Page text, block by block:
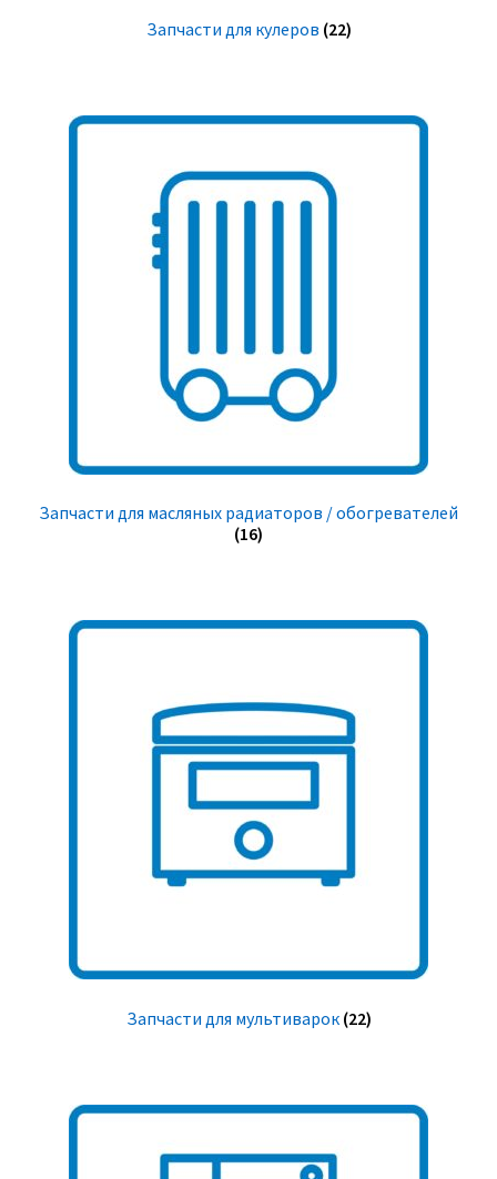
Запчасти для кулеров (22)
Запчасти для масляных радиаторов / обогревателей
(16)
Запчасти для мультиварок (22)